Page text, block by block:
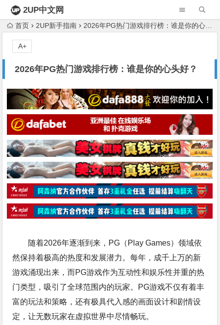
2UP中文网
首页 2UP新手指南 2026年PG热门游戏排行榜：谁是你的心头好？
2026年PG热门游戏排行榜：谁是你的心头好？
A+
随着2026年逐渐到来，PG（Play Games）领域依
然保持着极高的热度和发展潜力。每年，成千上万的新
游戏涌现出来，而PG游戏作为互动性和娱乐性并重的热
门类型，吸引了全球范围内的玩家。PG游戏不仅有着丰
富的玩法和策略，还有极具代入感的画面设计和剧情设
定，让无数玩家在虚拟世界中尽情畅玩。